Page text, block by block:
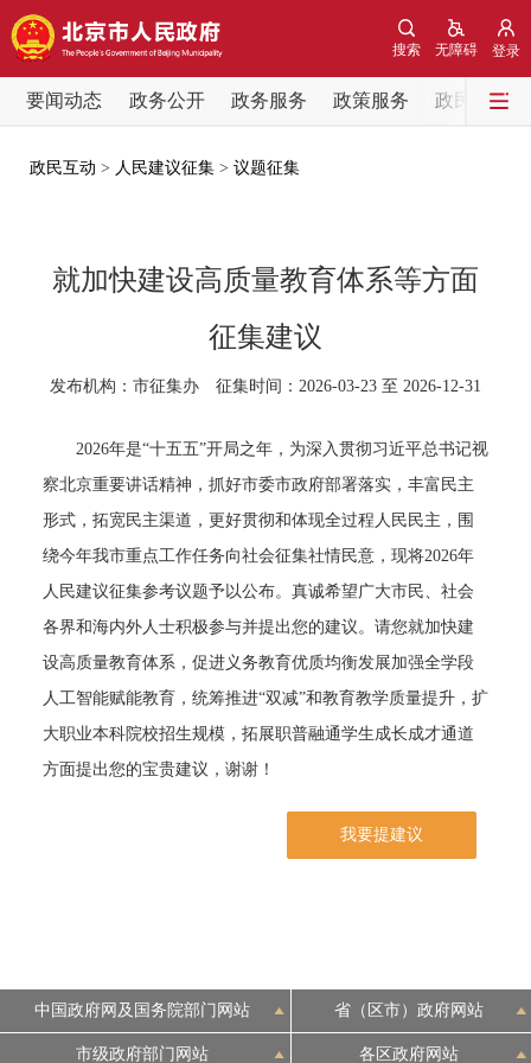
登录
无障碍
搜索
要闻动态 政务公开 政务服务 政策服务 政民互动
要闻动态
各区热点
政策兑现 政策解读 回应关切
决策公开 专题公开
政务服务
个人服务 法人服务 部门服务
便民服务 利企服务
参与调查 在线访谈 图说互动
政民互动 > 人民建议征集 > 议题征集
就加快建设高质量教育体系等方面
征集建议
发布机构：市征集办 征集时间：2026-03-23 至 2026-12-31
2026年是“十五五”开局之年，为深入贯彻习近平总书记视
察北京重要讲话精神，抓好市委市政府部署落实，丰富民主
形式，拓宽民主渠道，更好贯彻和体现全过程人民民主，围
绕今年我市重点工作任务向社会征集社情民意，现将2026年
人民建议征集参考议题予以公布。真诚希望广大市民、社会
各界和海内外人士积极参与并提出您的建议。请您就加快建
设高质量教育体系，促进义务教育优质均衡发展加强全学段
人工智能赋能教育，统筹推进“双减”和教育教学质量提升，扩
大职业本科院校招生规模，拓展职普融通学生成长成才通道
方面提出您的宝贵建议，谢谢！
我要提建议
中国政府网及国务院部门网站 省（区市）政府网站
市级政府部门网站 各区政府网站